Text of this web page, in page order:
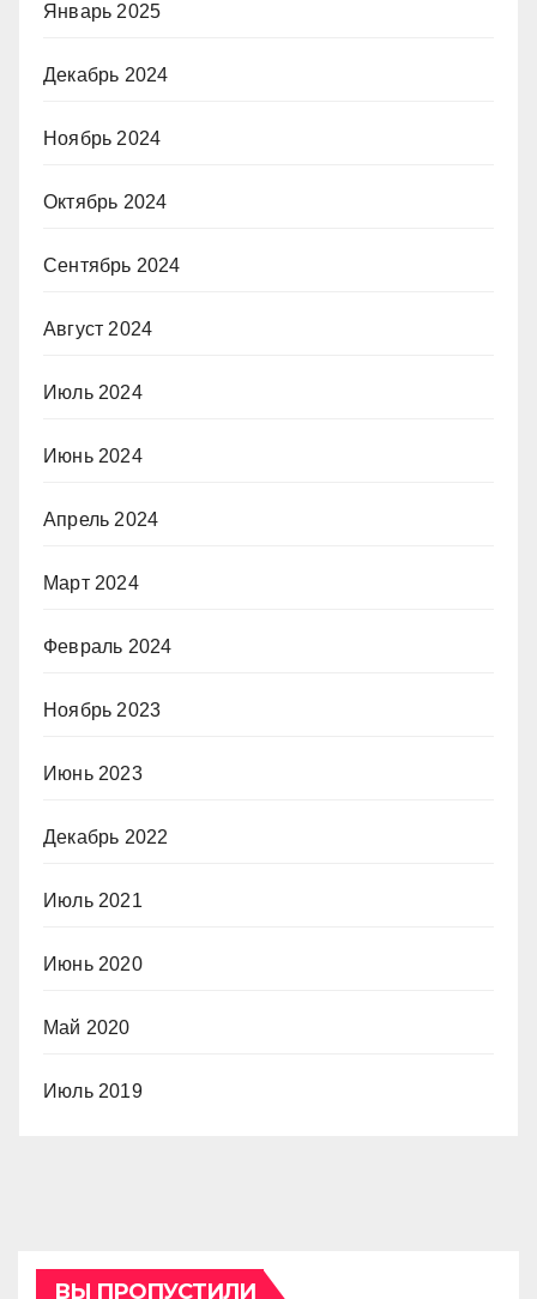
Январь 2025
Декабрь 2024
Ноябрь 2024
Октябрь 2024
Сентябрь 2024
Август 2024
Июль 2024
Июнь 2024
Апрель 2024
Март 2024
Февраль 2024
Ноябрь 2023
Июнь 2023
Декабрь 2022
Июль 2021
Июнь 2020
Май 2020
Июль 2019
ВЫ ПРОПУСТИЛИ